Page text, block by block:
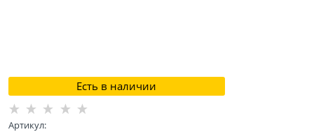
Есть в наличии
Артикул: